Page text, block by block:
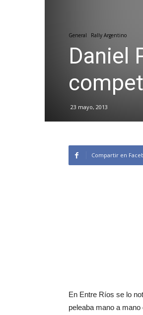
General Rally Argentino
Daniel
23 mayo, 2013
Compartir en
En Entre Ríos se lo
peleaba mano a